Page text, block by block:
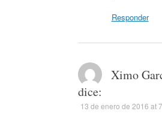
Responder
Ximo
dice:
13 de enero de 2016 at